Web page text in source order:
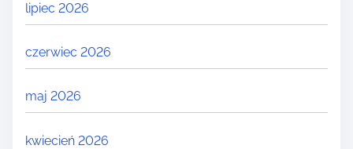
lipiec 2026
czerwiec 2026
maj 2026
kwiecień 2026